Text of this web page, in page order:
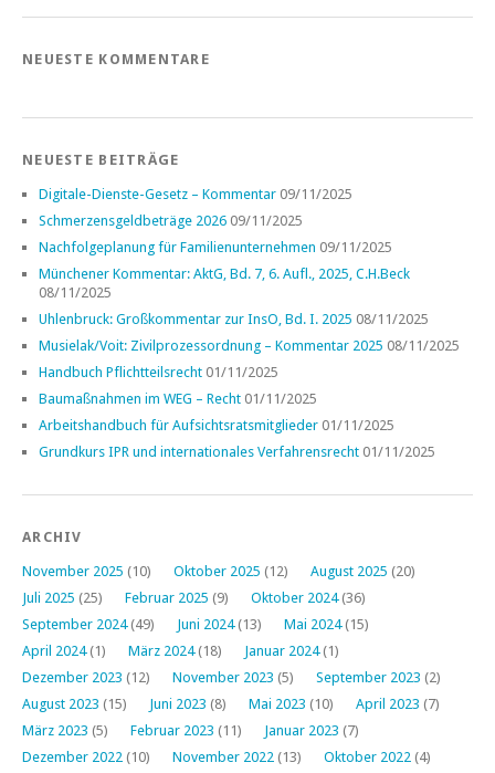
NEUESTE KOMMENTARE
NEUESTE BEITRÄGE
Digitale-Dienste-Gesetz – Kommentar 09/11/2025
Schmerzensgeldbeträge 2026 09/11/2025
Nachfolgeplanung für Familienunternehmen 09/11/2025
Münchener Kommentar: AktG, Bd. 7, 6. Aufl., 2025, C.H.Beck
08/11/2025
Uhlenbruck: Großkommentar zur InsO, Bd. I. 2025 08/11/2025
Musielak/Voit: Zivilprozessordnung – Kommentar 2025 08/11/2025
Handbuch Pflichtteilsrecht 01/11/2025
Baumaßnahmen im WEG – Recht 01/11/2025
Arbeitshandbuch für Aufsichtsratsmitglieder 01/11/2025
Grundkurs IPR und internationales Verfahrensrecht 01/11/2025
ARCHIV
November 2025 (10) Oktober 2025 (12) August 2025 (20)
Juli 2025 (25) Februar 2025 (9) Oktober 2024(36)
September 2024(49) Juni 2024(13) Mai 2024(15)
April 2024(1) März 2024(18) Januar 2024(1)
Dezember 2023 (12) November 2023 (5) September 2023 (2)
August 2023 (15) Juni 2023 (8) Mai 2023 (10) April 2023 (7)
März 2023 (5) Februar 2023 (11) Januar 2023 (7)
Dezember 2022 (10) November 2022 (13) Oktober 2022 (4)